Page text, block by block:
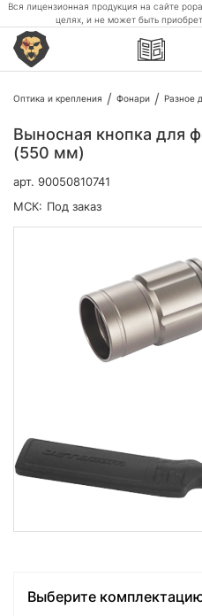
Вся лицензионная продукция на сайте
целях, и не может быть
Оптика и крепления Фонари Разное
Выносная кнопка для
(550 мм)
арт. 90050810741
МСК: Под заказ
Выберите